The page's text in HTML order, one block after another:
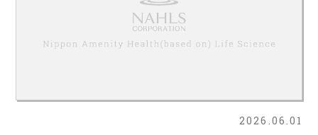
2026.06.01